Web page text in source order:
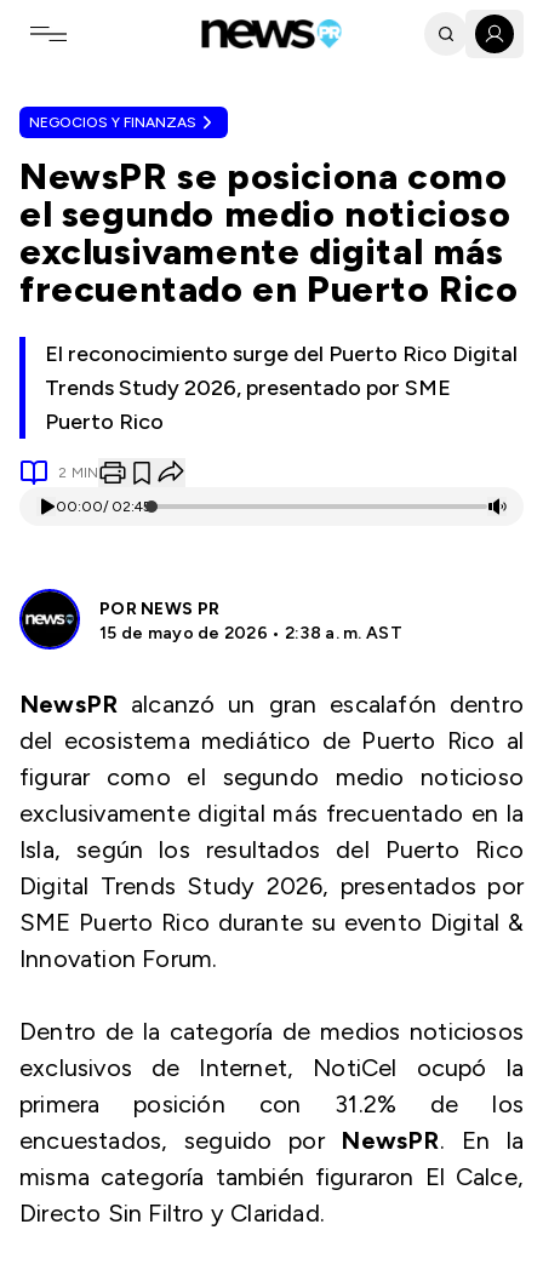
Toggle navigation menu
NEGOCIOS Y FINANZAS
NewsPR se posiciona como
el segundo medio noticioso
exclusivamente digital más
frecuentado en Puerto Rico
El reconocimiento surge del Puerto Rico Digital
Trends Study 2026, presentado por SME
Puerto Rico
2 MIN
00:00/ 02:45
POR NEWS PR
15 de mayo de 2026 • 2:38 a. m. AST
NewsPR alcanzó un gran escalafón dentro
del ecosistema mediático de Puerto Rico al
figurar como el segundo medio noticioso
exclusivamente digital más frecuentado en la
Isla, según los resultados del Puerto Rico
Digital Trends Study 2026, presentados por
SME Puerto Rico durante su evento Digital &
Innovation Forum.
Dentro de la categoría de medios noticiosos
exclusivos de Internet, NotiCel ocupó la
primera posición con 31.2% de los
encuestados, seguido por NewsPR. En la
misma categoría también figuraron El Calce,
Directo Sin Filtro y Claridad.